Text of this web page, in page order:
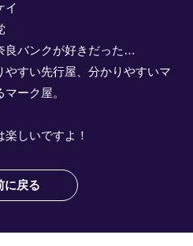
バンクが好きだった…
すい先行屋、分かりやすいマ
ーク屋。
しいですよ！
に戻る